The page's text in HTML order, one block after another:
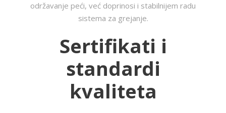
održavanje peći, već doprinosi i stabilnijem radu
sistema za grejanje.
Sertifikati i
standardi
kvaliteta